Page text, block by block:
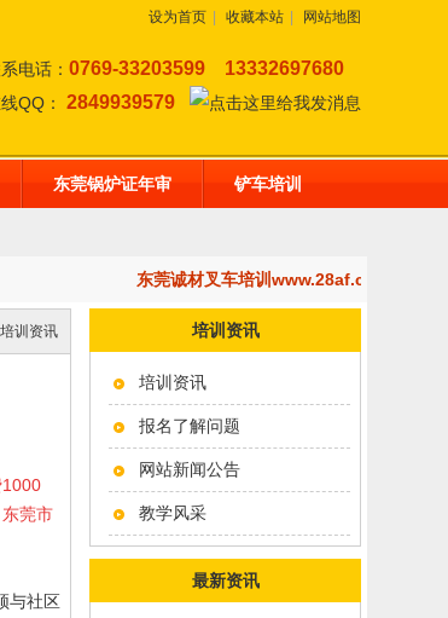
设为首页 收藏本站 网站地图
电话： 0769-33203599 13332697680
QQ： 2849939579
东莞锅炉证年审 铲车培训
东莞诚材叉车培训www.28af.com,开设：
培训资讯
培训资讯
报名了解问题
网站新闻公告
教学风采
最新资讯
培训资讯
莞市
与社区